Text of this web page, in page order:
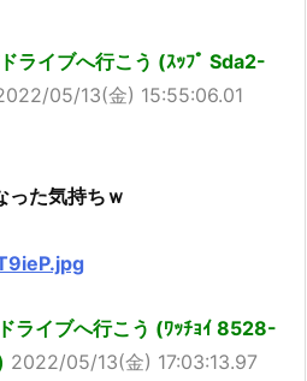
ライブへ行こう (ｽｯﾌﾟ Sda2-
05/13(金) 15:55:06.01
った気持ちｗ
ライブへ行こう (ﾜｯﾁｮｲ 8528-
2022/05/13(金) 17:03:13.97